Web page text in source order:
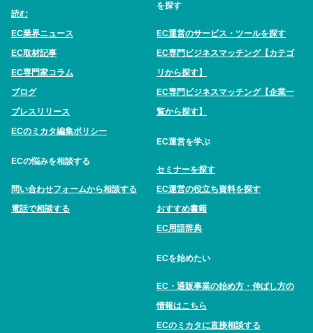
読む
EC業界ニュース
EC取材記事
EC専門家コラム
ブログ
プレスリリース
ECのミカタ編集ポリシー
ECの悩みを相談する
問い合わせフォームから相談する
電話で相談する
を探す
EC運営のサービス・ツールを探す
EC専門ビジネスマッチング【カテゴ
リから探す】
EC専門ビジネスマッチング【企業一
覧から探す】
EC運営を学ぶ
セミナーを探す
EC運営の役立ち資料を探す
おすすめ書籍
EC用語辞典
ECを始めたい
EC・通販事業の始め方・伸ばし方の
情報はこちら
ECのミカタに直接相談する